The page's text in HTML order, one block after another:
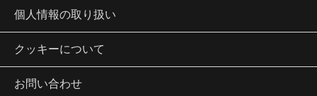
個人情報の取り扱い
クッキーについて
お問い合わせ